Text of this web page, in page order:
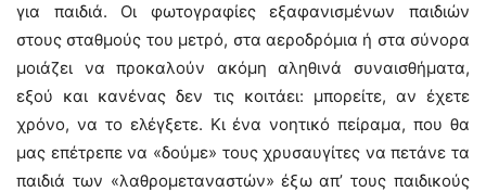
για παιδιά. Οι φωτογραφίες εξαφανισμένων παιδιών
στους σταθμούς του μετρό, στα αεροδρόμια ή στα σύνορα
μοιάζει να προκαλούν ακόμη αληθινά συναισθήματα,
εξού και κανένας δεν τις κοιτάει: μπορείτε, αν έχετε
χρόνο, να το ελέγξετε. Κι ένα νοητικό πείραμα, που θα
μας επέτρεπε να «δούμε» τους χρυσαυγίτες να πετάνε τα
παιδιά των «λαθρομεταναστών» έξω απ’ τους παιδικούς